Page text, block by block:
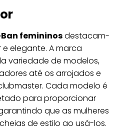
femininosdestacam-
elegante. A marca
variedade de modelos,
até os arrojados e
Cada modelo é
para proporcionar
que as mulheres
de estilo ao usá-los.